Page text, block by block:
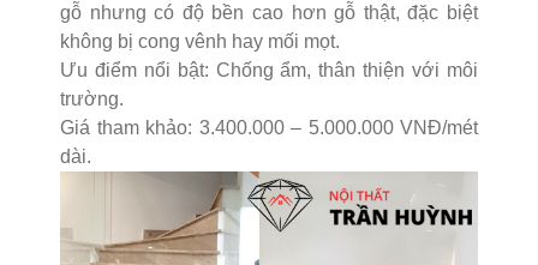
gỗ nhưng có độ bền cao hơn gỗ thật, đặc biệt
không bị cong vênh hay mối mọt.
Ưu điểm nổi bật: Chống ẩm, thân thiện với môi
trường.
Giá tham khảo: 3.400.000 – 5.000.000 VNĐ/mét
dài.